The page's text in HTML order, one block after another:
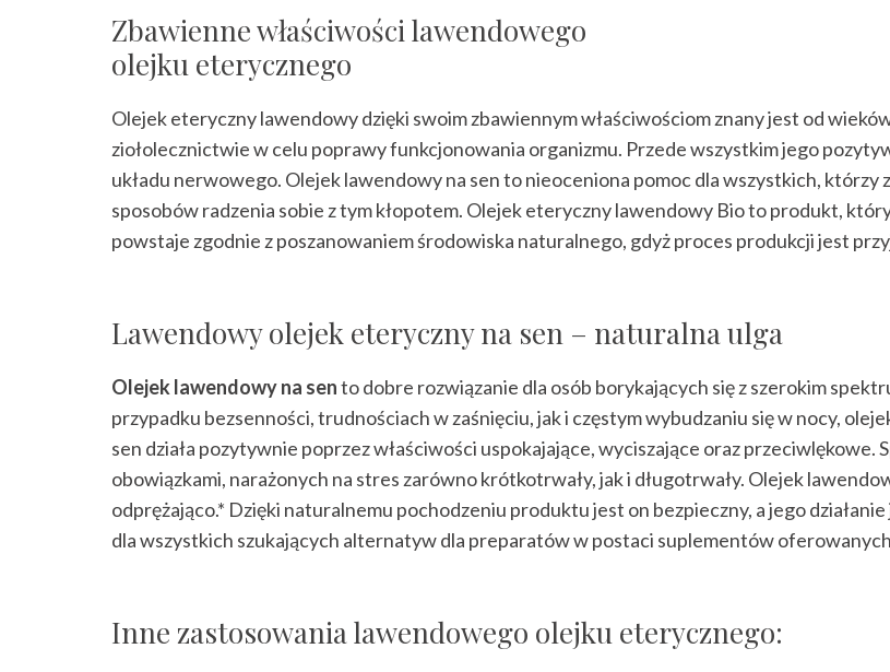
Zbawienne właściwości lawendowego
olejku eterycznego
Olejek eteryczny lawendowy dzięki swoim zbawiennym właściwościom znany jest od
ziołolecznictwie w celu poprawy funkcjonowania organizmu. Przede wszystkim jego
układu nerwowego. Olejek lawendowy na sen to nieoceniona pomoc dla wszystkich, którzy
sposobów radzenia sobie z tym kłopotem. Olejek eteryczny lawendowy Bio to produkt,
powstaje zgodnie z poszanowaniem środowiska naturalnego, gdyż proces produkcji jest
Lawendowy olejek eteryczny na sen – naturalna ulga
Olejek lawendowy na sento dobre rozwiązanie dla osób borykających się z szerokim
przypadku bezsenności, trudnościach w zaśnięciu, jak i częstym wybudzaniu się w nocy,
sen działa pozytywnie poprzez właściwości uspokajające, wyciszające oraz przeciwlękowe.
obowiązkami, narażonych na stres zarówno krótkotrwały, jak i długotrwały. Olejek
odprężająco.* Dzięki naturalnemu pochodzeniu produktu jest on bezpieczny, a jego
dla wszystkich szukających alternatyw dla preparatów w postaci suplementów
Inne zastosowania lawendowego olejku eterycznego: